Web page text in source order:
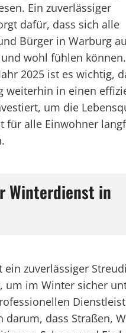
Ein zuverlässiger
dafür, dass sich alle
Bürger in Warburg
wohl fühlen
2025 ist es wichtig,
weiterhin in einen
um die
für alle Einwohner
Winterdienst in
ein zuverlässiger
um im Winter sicher
darum, dass Straßen,